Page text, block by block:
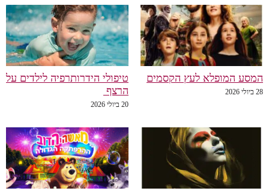
המסע המופלא לעץ הקסמים
28 ביולי 2026
טיפולי הידרותרפיה לילדים על
הרצף
20 ביולי 2026